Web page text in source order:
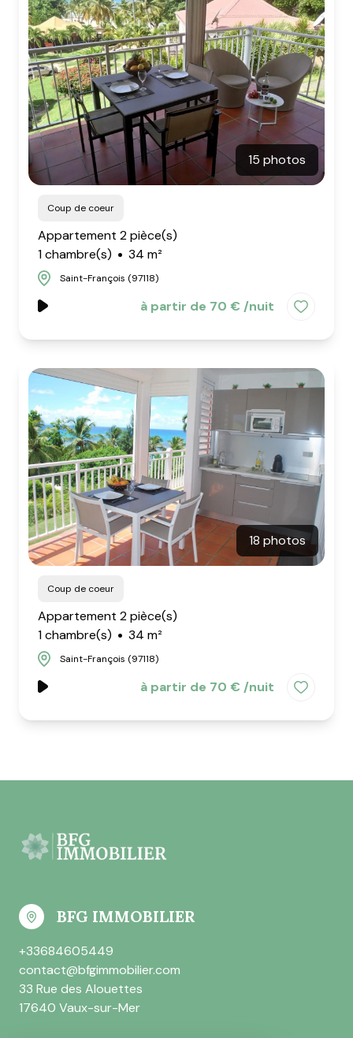
15 photos
Coup de coeur
Appartement 2 pièce(s)
1 chambre(s)
34 m²
Saint-François (97118)
à partir de 70 € /nuit
18 photos
Coup de coeur
Appartement 2 pièce(s)
1 chambre(s)
34 m²
Saint-François (97118)
à partir de 70 € /nuit
BFG IMMOBILIER
+33684605449
contact@bfgimmobilier.com
33 Rue des Alouettes
17640 Vaux-sur-Mer